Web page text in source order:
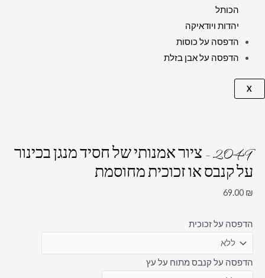
הכותל
יהדות ויודאיקה
הדפסה על כוסות
הדפסה על אבן בזלת
X
2049 – ציור אמנותי של חסיד מנגן בכינור
על קנבס או זכוכית מחוסמת
69.00 ₪
הדפסה על זכוכית
הדפסה על קנבס מתוח על עץ